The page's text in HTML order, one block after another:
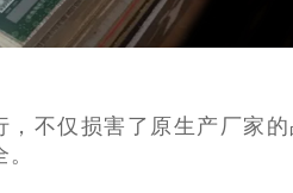
，不仅损害了原生产厂家